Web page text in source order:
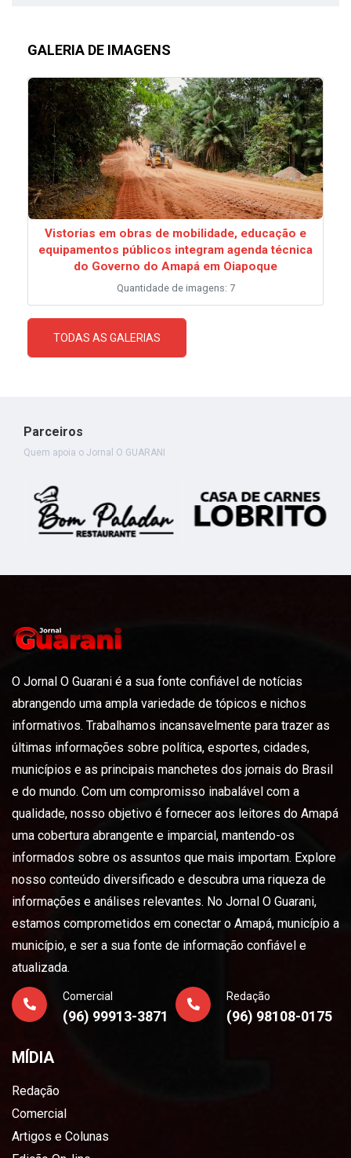
GALERIA DE IMAGENS
Vistorias em obras de mobilidade, educação e
equipamentos públicos integram agenda técnica
do Governo do Amapá em Oiapoque
Quantidade de imagens: 7
TODAS AS GALERIAS
Parceiros
Quem apoia o Jornal O GUARANI
O Jornal O Guarani é a sua fonte confiável de notícias
abrangendo uma ampla variedade de tópicos e nichos
informativos. Trabalhamos incansavelmente para trazer as
últimas informações sobre política, esportes, cidades,
municípios e as principais manchetes dos jornais do Brasil
e do mundo. Com um compromisso inabalável com a
qualidade, nosso objetivo é fornecer aos leitores do Amapá
uma cobertura abrangente e imparcial, mantendo-os
informados sobre os assuntos que mais importam. Explore
nosso conteúdo diversificado e descubra uma riqueza de
informações e análises relevantes. No Jornal O Guarani,
estamos comprometidos em conectar o Amapá, município a
município, e ser a sua fonte de informação confiável e
atualizada.
Comercial
(96) 99913-3871
Redação
(96) 98108-0175
MÍDIA
Redação
Comercial
Artigos e Colunas